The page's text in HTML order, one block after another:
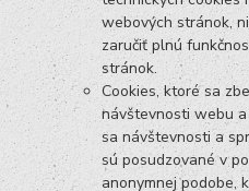
webových stránok,
zaručiť plnú
stránok.
Cookies, ktoré sa
návštevnosti webu
sa návštevnosti a
sú posudzované v
anonymnej podobe,